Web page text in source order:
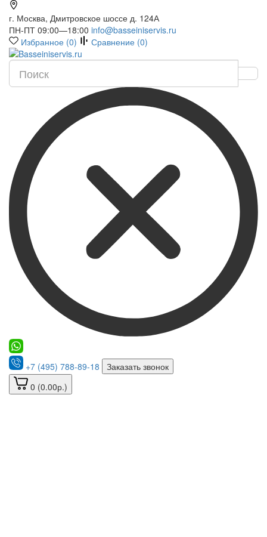
г. Москва, Дмитровское шоссе д. 124А
ПН-ПТ 09:00—18:00 info@basseiniservis.ru
Избранное (0) Сравнение (0)
+7 (495) 788-89-18
Заказать звонок
0 (0.00р.)